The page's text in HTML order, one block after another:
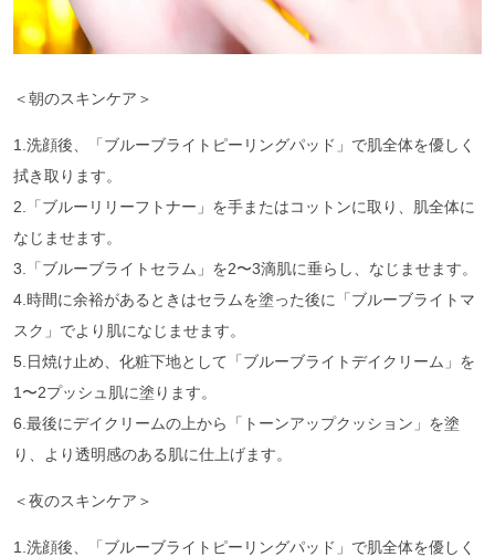
＜朝のスキンケア＞
1.洗顔後、「ブルーブライトピーリングパッド」で肌全体を優しく
拭き取ります。
2.「ブルーリリーフトナー」を手またはコットンに取り、肌全体に
なじませます。
3.「ブルーブライトセラム」を2〜3滴肌に垂らし、なじませます。
4.時間に余裕があるときはセラムを塗った後に「ブルーブライトマ
スク」でより肌になじませます。
5.日焼け止め、化粧下地として「ブルーブライトデイクリーム」を
1〜2プッシュ肌に塗ります。
6.最後にデイクリームの上から「トーンアップクッション」を塗
り、より透明感のある肌に仕上げます。
＜夜のスキンケア＞
1.洗顔後、「ブルーブライトピーリングパッド」で肌全体を優しく